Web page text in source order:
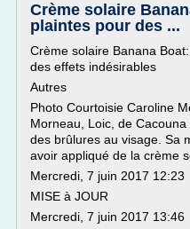
Crème solaire
plaintes pour des ...
Crème solaire Banana
des effets indésirables
Autres
Photo Courtoisie Caroline
Morneau, Loic, de
des brûlures au visage. Sa
avoir appliqué de la crème
Mercredi, 7 juin 2017 12:23
MISE à JOUR
Mercredi, 7 juin 2017 13:46